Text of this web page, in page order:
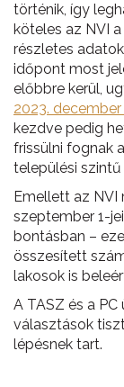
történik, így
köteles az NVI
részletes
időpont most
előbbre kerül,
2023.
kezdve pedig
frissülni fognak
települési szintű
Emellett az
szeptember 1-jei
bontásban –
összesített
lakosok is
A TASZ és a
választások
lépésnek tart.